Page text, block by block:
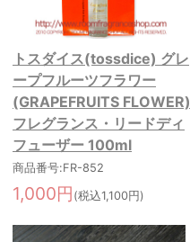
トスダイス(tossdice) グレ
ープフルーツフラワー
(GRAPEFRUITS FLOWER)
フレグランス・リードディ
フューザー 100ml
商品番号:FR-852
1,000円 (税込1,100円)